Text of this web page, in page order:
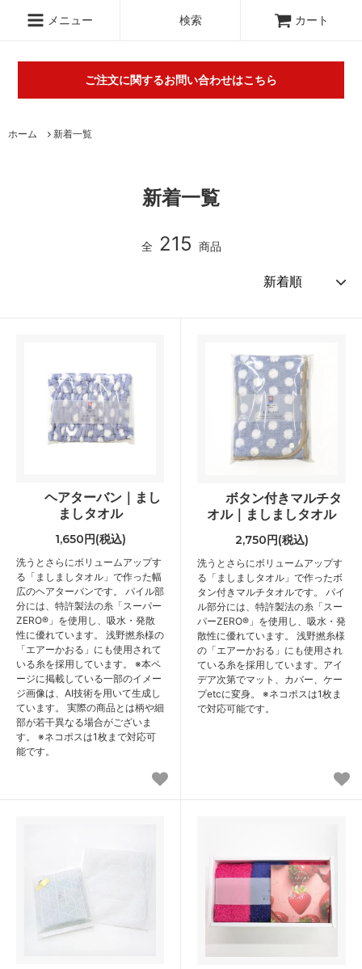
ご注文に関するお問い合わせはこちら
関するご不明な点は（
メニュー 検索 カート
ホーム 新着一覧
新着一覧
全 215 商品
ヘアターバン｜まし
ましタオル
1,650円(税込)
洗うとさらにボリュームアップす
る「ましましタオル」で作った幅
広のヘアターバンです。 パイル部
分には、特許製法の糸「スーパー
ZERO®︎」を使用し、吸水・発散
性に優れています。 浅野撚糸様の
「エアーかおる」にも使用されて
いる糸を採用しています。 ※本ペ
ージに掲載している一部のイメー
ジ画像は、AI技術を用いて生成し
ています。 実際の商品とは柄や細
部が若干異なる場合がございま
す。 ※ネコポスは1枚まで対応可
能です。
ボタン付きマルチタ
オル｜ましましタオル
2,750円(税込)
洗うとさらにボリュームアップす
る「ましましタオル」で作ったボ
タン付きマルチタオルです。 パイ
ル部分には、特許製法の糸「スー
パーZERO®︎」を使用し、吸水・発
散性に優れています。 浅野撚糸様
の「エアーかおる」にも使用され
ている糸を採用しています。アイ
デア次第でマット、カバー、ケー
プetcに変身。 ※ネコポスは1枚ま
で対応可能です。